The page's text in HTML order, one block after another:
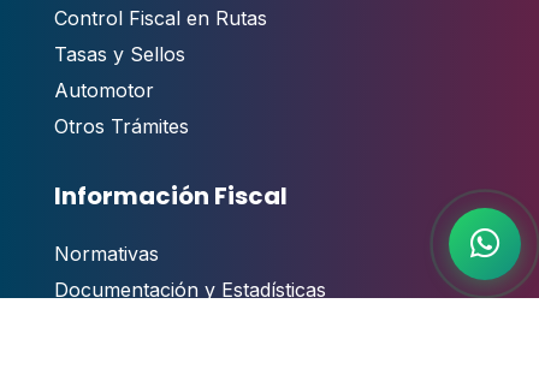
Control Fiscal en Rutas
Tasas y Sellos
Automotor
Otros Trámites
Información Fiscal
Normativas
Documentación y Estadísticas